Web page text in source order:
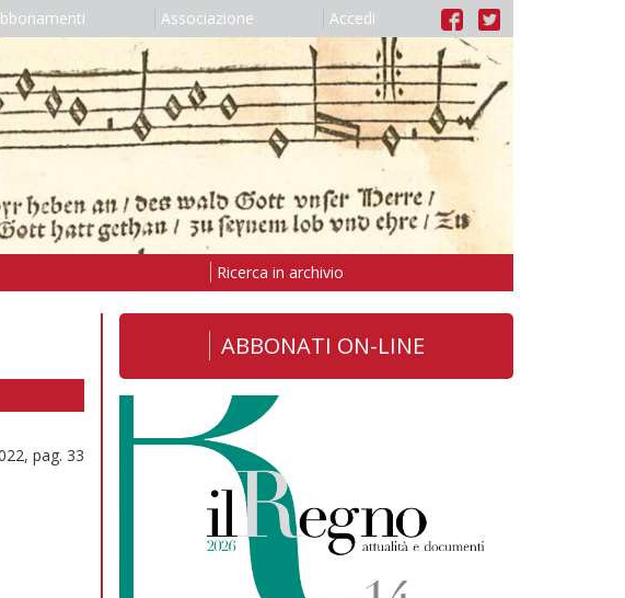
Associazione Accedi
Ricerca in archivio
pag. 33
ABBONATI ON-LINE